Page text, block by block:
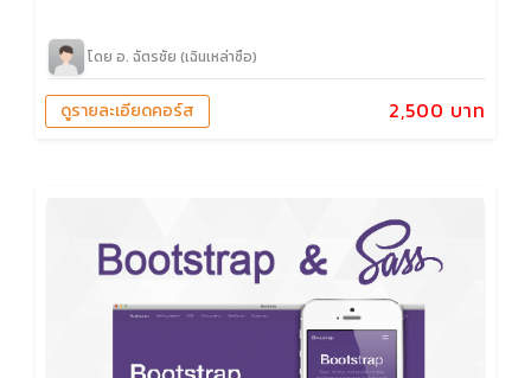
โดย อ. ฉัตรชัย (เฉินเหล่าซือ)
2,500 บาท
ดูรายละเอียดคอร์ส